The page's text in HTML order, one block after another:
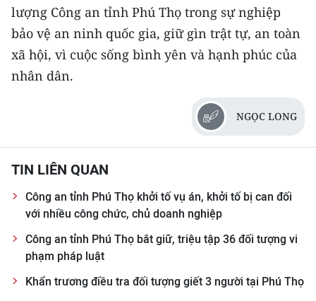
lượng Công an tỉnh Phú Thọ trong sự nghiệp
bảo vệ an ninh quốc gia, giữ gìn trật tự, an toàn
xã hội, vì cuộc sống bình yên và hạnh phúc của
nhân dân.
NGỌC LONG
TIN LIÊN QUAN
Công an tỉnh Phú Thọ khởi tố vụ án, khởi tố bị can đối
với nhiều công chức, chủ doanh nghiệp
Công an tỉnh Phú Thọ bắt giữ, triệu tập 36 đối tượng vi
phạm pháp luật
Khẩn trương điều tra đối tượng giết 3 người tại Phú Thọ